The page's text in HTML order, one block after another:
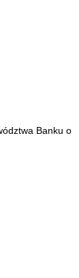
Banku o